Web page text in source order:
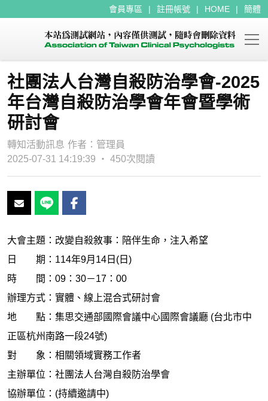
會員專區 註冊帳號 HOME 簡體
社團法人台灣自殺防治學會-2025
年台灣自殺防治學會年會暨學術
研討會
轉知活動訊息 作者： 管理員
2025-07-31 14:19:39 ‧ 450次閱讀
大會主題：改變自殺敘事：陪伴生命，注入希望
日 期：114年9月14日(日)
時 間：09：30－17：00
辦理方式：實體、線上混合式研討會
地 點：集思交通部國際會議中心國際會議廳 (台北市中
正區杭州南路一段24號)
對 象：相關領域實務工作者
主辦單位：社團法人台灣自殺防治學會
協辦單位：(持續邀請中)